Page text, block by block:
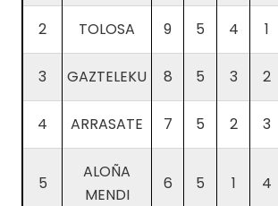
2 TOLOSA 9 5 4 1
3 GAZTELEKU 8 5 3 2
4 ARRASATE 7 5 2 3
5
ALOÑA
MENDI
6 5 1 4